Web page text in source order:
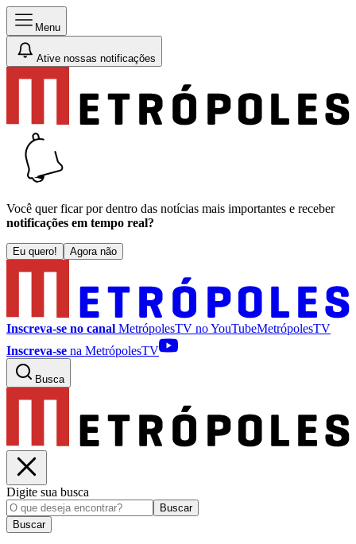
Menu
Ative nossas notificações
Você quer ficar por dentro das notícias mais importantes e receber
notificações em tempo real?
Eu quero! Agora não
Inscreva-se no canal MetrópolesTV noYouTubeMetrópolesTV
Inscreva-se na MetrópolesTV
Busca
Digite sua busca
Buscar
Buscar